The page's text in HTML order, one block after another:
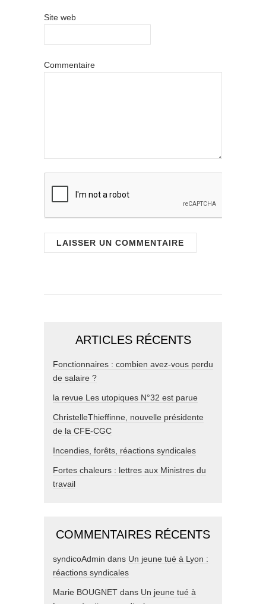
Site web
Commentaire
ARTICLES RÉCENTS
Fonctionnaires : combien avez-vous perdu
de salaire ?
la revue Les utopiques N°32 est parue
ChristelleThieffinne, nouvelle présidente
de la CFE-CGC
Incendies, forêts, réactions syndicales
Fortes chaleurs : lettres aux Ministres du
travail
COMMENTAIRES RÉCENTS
syndicoAdmin dans Un jeune tué à Lyon :
réactions syndicales
Marie BOUGNET dans Un jeune tué à